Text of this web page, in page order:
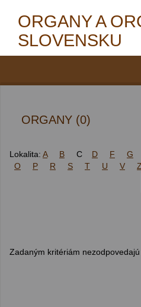
ORGANY A
SLOVENSKU
ORGANY (0)
Lokalita: A B C D F G
O
P R S T U V Z
Zadaným kritériám nezodpovedajú